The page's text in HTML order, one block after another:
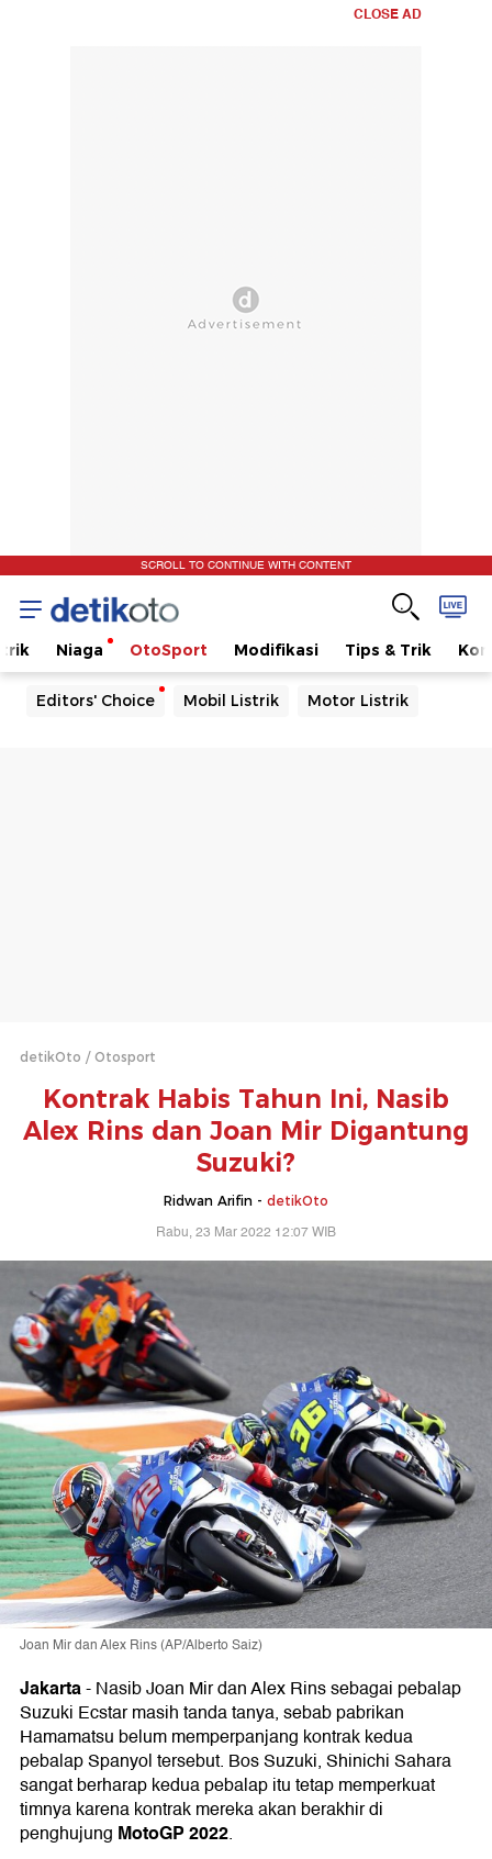
CLOSE AD
SCROLL TO CONTINUE WITH CONTENT
Niaga OtoSport Modifikasi Tips & Trik
Editors' Choice Mobil Listrik Motor Listrik
detikOto Otosport
Kontrak Habis Tahun Ini, Nasib
Alex Rins dan Joan Mir Digantung
Suzuki?
Ridwan Arifin - detikOto
Rabu, 23 Mar 2022 12:07 WIB
Joan Mir dan Alex Rins (AP/Alberto Saiz)
Jakarta-Nasib Joan Mir dan Alex Rins sebagai pebalap
Suzuki Ecstar masih tanda tanya, sebab pabrikan
Hamamatsu belum memperpanjang kontrak kedua
pebalap Spanyol tersebut. Bos Suzuki, Shinichi Sahara
sangat berharap kedua pebalap itu tetap memperkuat
timnya karena kontrak mereka akan berakhir di
penghujung MotoGP 2022.